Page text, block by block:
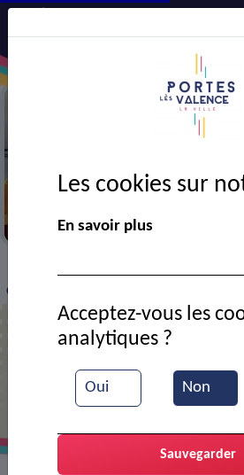
Concert du 14 juillet 2024 avec Sortie
de secours
Les cookies sur
En savoir plus
Oui Non
Acceptez-vous les
analytiques ?
Sauvegarder